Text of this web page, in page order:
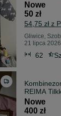
Nowe
50 zł
54,75 zł z
Gliwice,
21 lipca 2026
62
REIMA
Nowe
400 zł